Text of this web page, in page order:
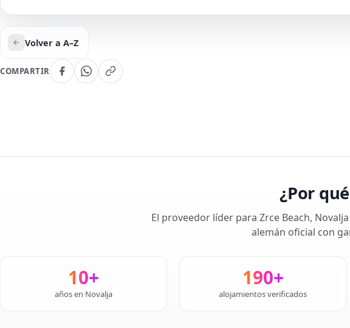
Volver a A–Z
COMPARTIR
¿Por
El proveedor líder para Zrce Beach,
alemán oficial con
10+
años en Novalja
190+
alojamientos verificados